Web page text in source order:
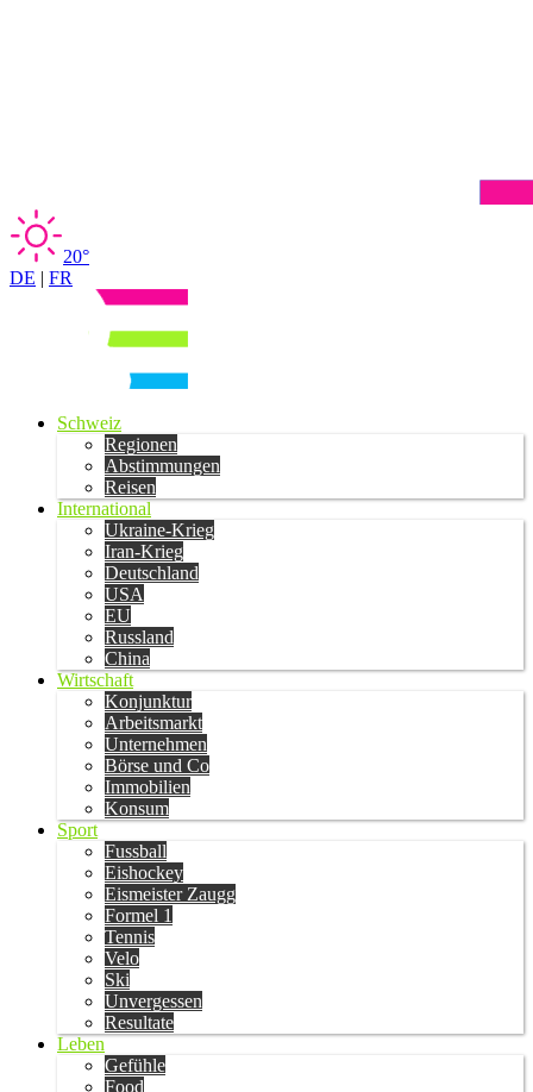
20°
DE | FR
Schweiz
Regionen
Abstimmungen
Reisen
International
Ukraine-Krieg
Iran-Krieg
Deutschland
USA
EU
Russland
China
Wirtschaft
Konjunktur
Arbeitsmarkt
Unternehmen
Börse und Co
Immobilien
Konsum
Sport
Fussball
Eishockey
Eismeister Zaugg
Formel 1
Tennis
Velo
Ski
Unvergessen
Resultate
Leben
Gefühle
Food